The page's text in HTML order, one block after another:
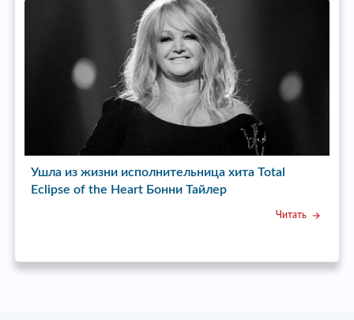
Total
Ушел из жизни режиссер сериала
спит» Бата Недич